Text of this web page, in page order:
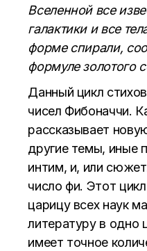
Вселенной все
галактики и все
форме спирали,
формуле золотого
Данный цикл
чисел Фибоначчи.
рассказывает
другие темы, иные
интим, и, или
число фи. Этот
царицу всех наук
литературу в одно
имеет точное